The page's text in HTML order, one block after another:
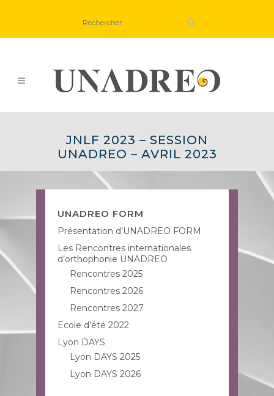
JNLF 2023 – SESSION
UNADREO – AVRIL 2023
UNADREO FORM
Présentation d’UNADREO FORM
Les Rencontres internationales
d’orthophonie UNADREO
Rencontres 2025
Rencontres 2026
Rencontres 2027
Ecole d’été 2022
Lyon DAYS
Lyon DAYS 2025
Lyon DAYS 2026